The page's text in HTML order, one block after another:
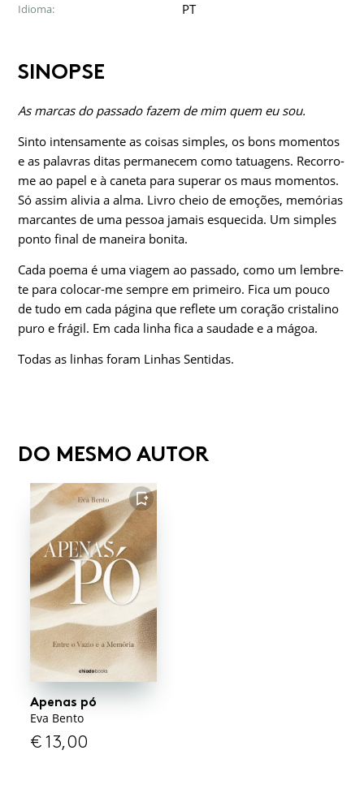
Idioma: PT
SINOPSE
As marcas do passado fazem de mim quem eu sou.
Sinto intensamente as coisas simples, os bons momentos
e as palavras ditas permanecem como tatuagens. Recorro­-
me ao papel e à caneta para superar os maus momentos.
Só assim alivia a alma. Livro cheio de emoções, memórias
marcantes de uma pessoa jamais esquecida. Um simples
ponto final de maneira bonita.
Cada poema é uma viagem ao passado, como um lembre­
te para colocar-me sempre em primeiro. Fica um pouco
de tudo em cada página que reflete um coração cristalino
puro e frágil. Em cada linha fica a saudade e a mágoa.
Todas as linhas foram Linhas Sentidas.
DO MESMO AUTOR
FAVORITO
Apenas pó
Eva Bento
€13,00